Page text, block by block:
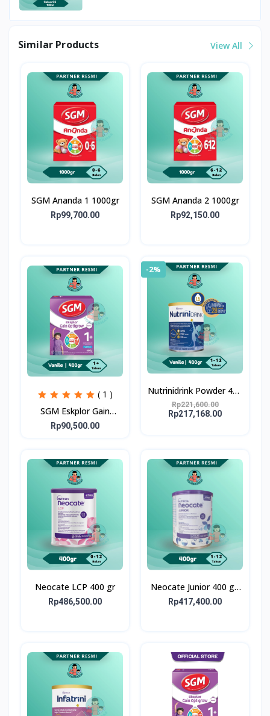
Similar Products View All
SGM Ananda 1 1000gr
Rp99,700.00
SGM Ananda 2 1000gr
Rp92,150.00
( 1 )
SGM Eskplor Gain
Optigrow 1plus
Rp90,500.00
-2%
Nutrinidrink Powder 400
gr
Rp221,600.00
Rp217,168.00
Neocate LCP 400 gr
Rp486,500.00
Neocate Junior 400 g -
Susu Formula Alergi
Rp417,400.00